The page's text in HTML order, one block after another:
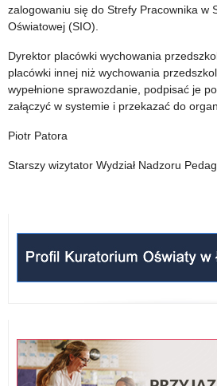
zalogowaniu się do Strefy Pracownika w
Oświatowej (SIO).
Dyrektor placówki wychowania
placówki innej niż wychowania
wypełnione sprawozdanie, podpisać je
załączyć w systemie i przekazać do
Piotr Patora
Starszy wizytator Wydział Nadzoru